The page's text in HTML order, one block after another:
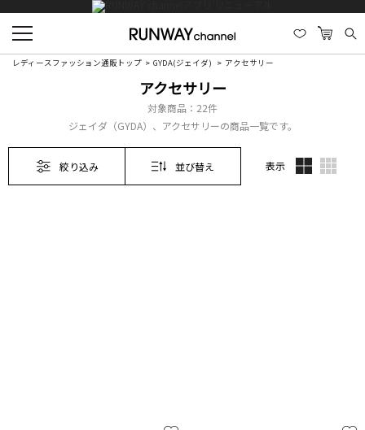
レディースファッション通販トップ GYDA(ジェイダ) アクセサリー
アクセサリー
対象商品： 22件
ジェイダ（GYDA）、アクセサリーの商品一覧です。
絞り込み 並び替え 表示